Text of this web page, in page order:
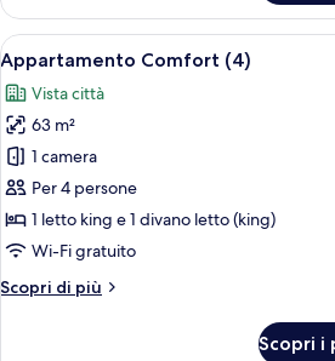
Comfort
(3)
Apri
tutte
le
foto
per
Appartamento
Comfort
(4)
7
Appartamento Comfort (4)
Vista città
63 m²
1 camera
Per 4 persone
1 letto king e 1 divano letto (king)
Wi-Fi gratuito
Scopri di più
Altri
Scopri i